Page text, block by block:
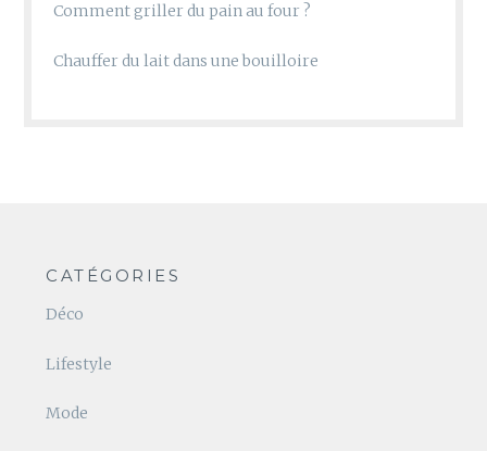
Comment griller du pain au four ?
Chauffer du lait dans une bouilloire
CATÉGORIES
Déco
Lifestyle
Mode